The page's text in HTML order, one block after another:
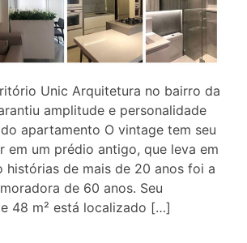
Unic Arquitetura no bairro da
amplitude e personalidade
apartamento O vintage tem seu
em um prédio antigo, que leva em
histórias de mais de 20 anos foi a
de 60 anos. Seu
48 m² está localizado […]